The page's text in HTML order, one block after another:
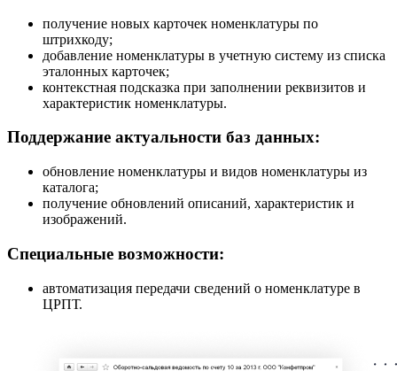
получение новых карточек номенклатуры по
штрихкоду;
добавление номенклатуры в учетную систему из списка
эталонных карточек;
контекстная подсказка при заполнении реквизитов и
характеристик номенклатуры.
Поддержание актуальности баз данных:
обновление номенклатуры и видов номенклатуры из
каталога;
получение обновлений описаний, характеристик и
изображений.
Специальные возможности:
автоматизация передачи сведений о номенклатуре в
ЦРПТ.